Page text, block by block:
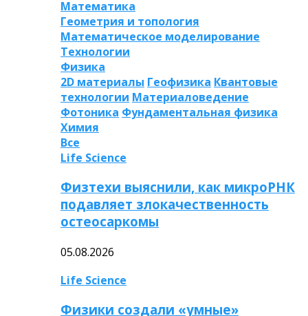
Математика
Геометрия и топология
Математическое моделирование
Технологии
Физика
2D материалы Геофизика Квантовые
технологии Материаловедение
Фотоника Фундаментальная физика
Химия
Все
Life Science
Физтехи выяснили, как микроРНК
подавляет злокачественность
остеосаркомы
05.08.2026
Life Science
Физики создали «умные»